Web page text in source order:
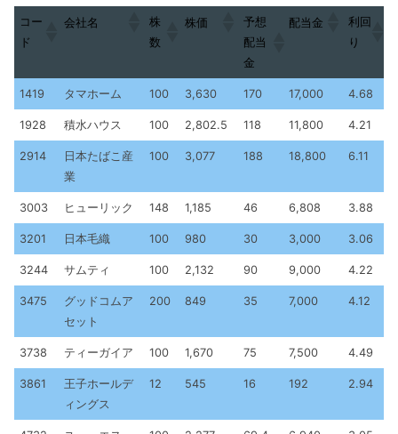
コー
ド
会社名
株
数
株価
予想
配当
金
配当金
利回
り
コー
ド
会社名
株
数
株価
予想
配当
金
配当金
利回
り
1419 タマホーム 100 3,630 170 17,000 4.68
1928 積水ハウス 100 2,802.5 118 11,800 4.21
2914
日本たばこ産
業
100 3,077 188 18,800 6.11
3003 ヒューリック 148 1,185 46 6,808 3.88
3201 日本毛織 100 980 30 3,000 3.06
3244 サムティ 100 2,132 90 9,000 4.22
3475
グッドコムア
セット
200 849 35 7,000 4.12
3738 ティーガイア 100 1,670 75 7,500 4.49
3861
王子ホールデ
ィングス
12 545 16 192 2.94